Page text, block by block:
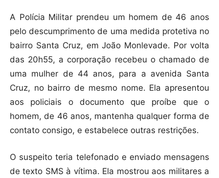
A Polícia Militar prendeu um homem de 46 anos
pelo descumprimento de uma medida protetiva no
bairro Santa Cruz, em João Monlevade. Por volta
das 20h55, a corporação recebeu o chamado de
uma mulher de 44 anos, para a avenida Santa
Cruz, no bairro de mesmo nome. Ela apresentou
aos policiais o documento que proíbe que o
homem, de 46 anos, mantenha qualquer forma de
contato consigo, e estabelece outras restrições.
O suspeito teria telefonado e enviado mensagens
de texto SMS à vítima. Ela mostrou aos militares a